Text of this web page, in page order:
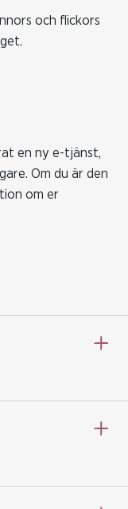
och flickors
en ny e-tjänst,
Om du är den
om er